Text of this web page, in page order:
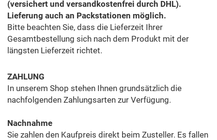
(versichert und versandkostenfrei durch DHL).
Lieferung auch an Packstationen möglich.
Bitte beachten Sie, dass die Lieferzeit Ihrer
Gesamtbestellung sich nach dem Produkt mit der
längsten Lieferzeit richtet.
ZAHLUNG
In unserem Shop stehen Ihnen grundsätzlich die
nachfolgenden Zahlungsarten zur Verfügung.
Nachnahme
Sie zahlen den Kaufpreis direkt beim Zusteller. Es fallen